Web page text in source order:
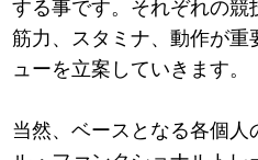
する事です。それぞれの競
筋力、スタミナ、動作が重
ューを立案していきます。
当然、ベースとなる各個人